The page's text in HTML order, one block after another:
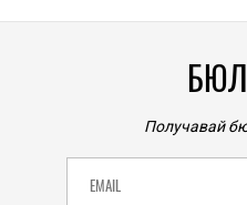
Получавай